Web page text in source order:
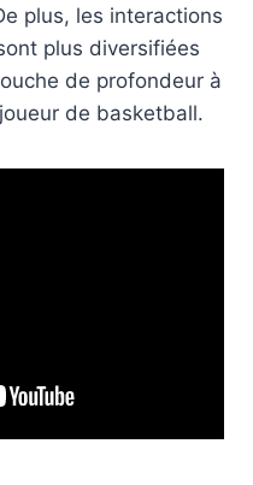
plus, les interactions
plus diversifiées
de profondeur à
de basketball.